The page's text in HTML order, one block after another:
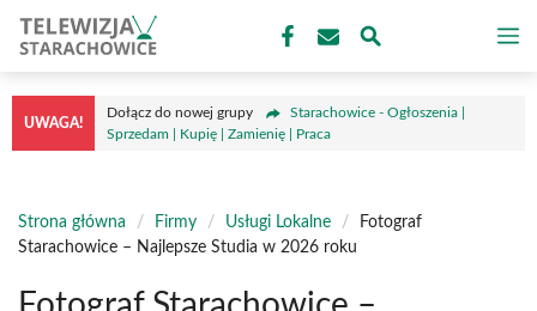
treści
UWAGA!
Dołącz do nowej grupy
Starachowice - Ogłoszenia |
Sprzedam | Kupię | Zamienię | Praca
Strona główna / Firmy / Usługi Lokalne /
Fotograf
Starachowice – Najlepsze Studia w 2026 roku